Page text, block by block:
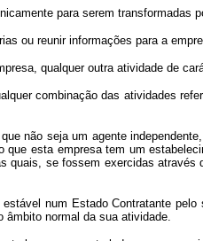
para serem transformadas
ou reunir informações para a
qualquer outra atividade de
combinação das atividades
seja um agente
esta empresa tem um
se fossem exercidas
num Estado Contratante pelo
normal da sua atividade.